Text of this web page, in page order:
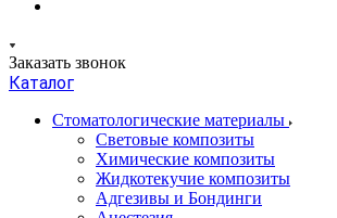
Заказать звонок
Каталог
Стоматологические материалы
Световые композиты
Химические композиты
Жидкотекучие композиты
Адгезивы и Бондинги